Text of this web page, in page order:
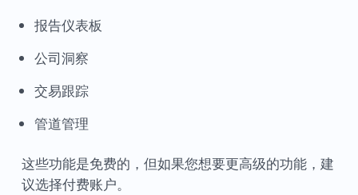
报告仪表板
公司洞察
交易跟踪
管道管理
这些功能是免费的，但如果您想要更高级的功能，建
议选择付费账户。